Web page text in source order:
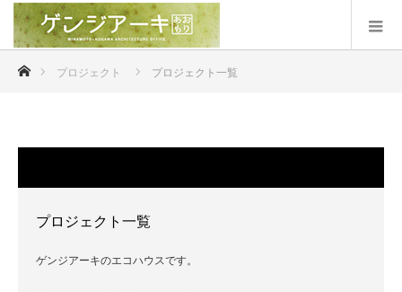
ホームプロジェクト プロジェクト一覧
プロジェクト一覧
ゲンジアーキのエコハウスです。